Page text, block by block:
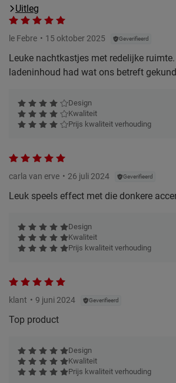
Uitleg
le Febre 15 oktober 2025 Geverifieerd
Leuke nachtkastjes met redelijke
ladeninhoud had wat ons betreft gekund
Design
Kwaliteit
Prijs kwaliteit verhouding
carla van erve 26 juli 2024 Geverifieerd
Leuk speels effect met die donkere
Design
Kwaliteit
Prijs kwaliteit verhouding
klant 9 juni 2024 Geverifieerd
Top product
Design
Kwaliteit
Prijs kwaliteit verhouding